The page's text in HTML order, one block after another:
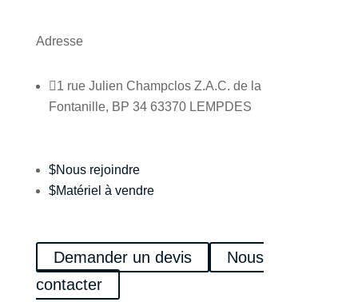
Adresse
1 rue Julien Champclos Z.A.C. de la
Fontanille, BP 34 63370 LEMPDES
$Nous rejoindre
$Matériel à vendre
Demander un devis
Nous
contacter